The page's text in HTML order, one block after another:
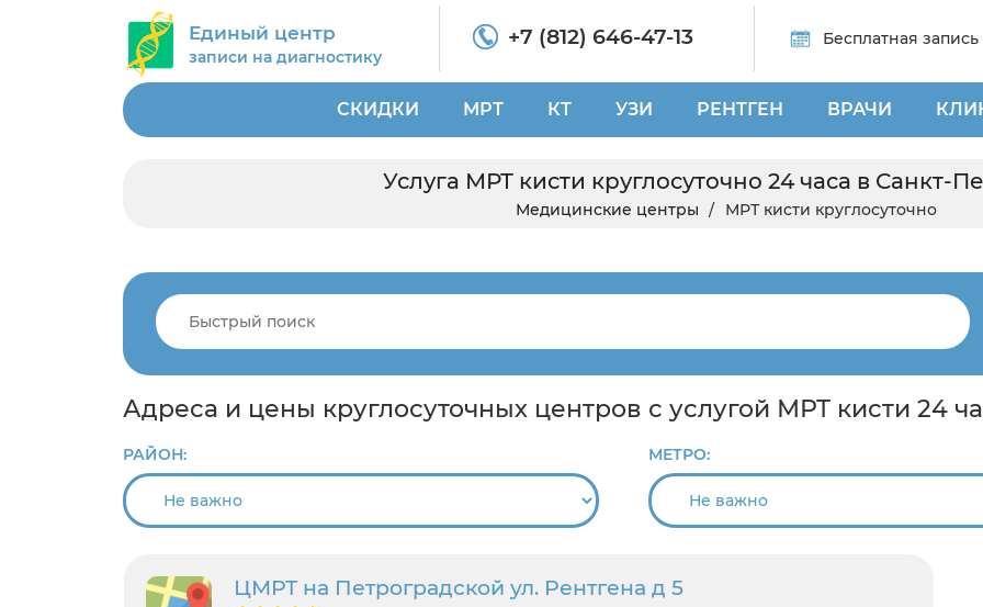
Единый центр
записи на диагностику
+7 (812) 646-47-13 Бесплатная запись
СКИДКИ МРТ КТ УЗИ РЕНТГЕН ВРАЧИ
Услуга МРТ кисти круглосуточно 24 часа в Санкт-
Медицинские центры МРТ кисти круглосуточно
Адреса и цены круглосуточных центров с услугой МРТ кисти 24
РАЙОН: МЕТРО:
ЦМРТ на Петроградской ул. Рентгена д 5